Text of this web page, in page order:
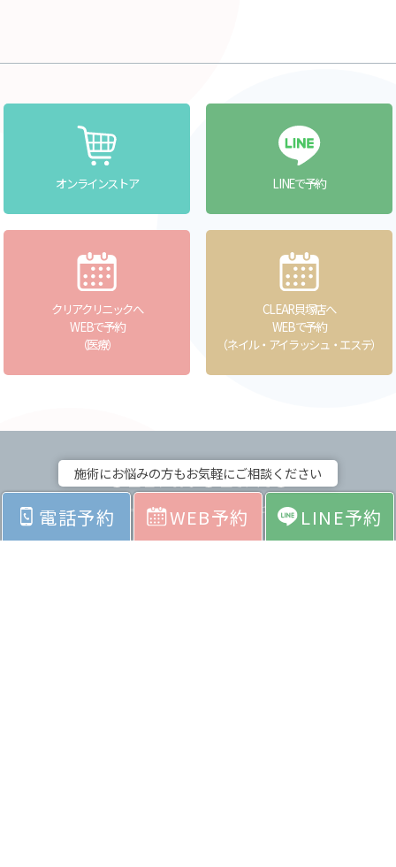
オンラインストア LINEで予約
クリアクリニックへ
WEBで予約
（医療）
CLEAR貝塚店へ
WEBで予約
（ネイル・アイラッシュ・エステ）
施術にお悩みの方もお気軽にご相談ください
電話予約 WEB予約 LINE予約